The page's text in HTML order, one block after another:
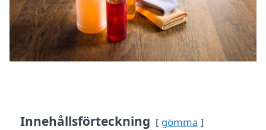
Innehållsförteckning gömma